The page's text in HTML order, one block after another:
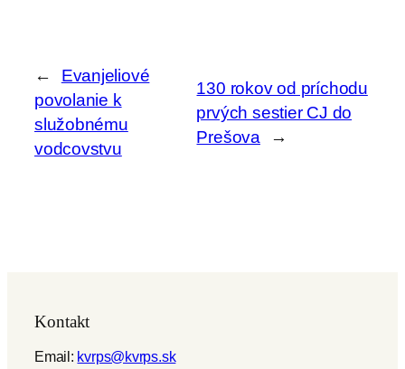
←
Evanjeliové
povolanie k
služobnému
vodcovstvu
130 rokov od príchodu
prvých sestier CJ do
Prešova
→
Kontakt
Email: kvrps@kvrps.sk